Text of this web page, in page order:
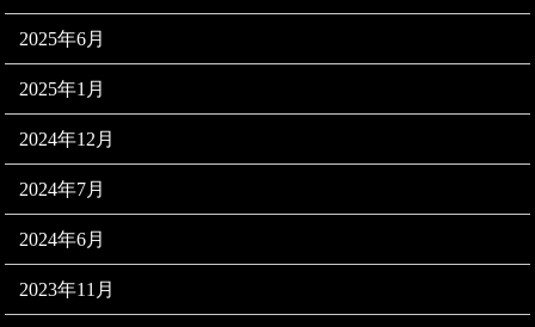
2025年6月
2025年1月
2024年12月
2024年7月
2024年6月
2023年11月